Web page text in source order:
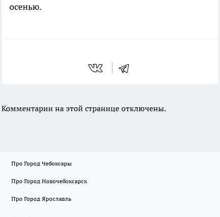
осенью.
Комментарии на этой странице отключены.
Про Город Чебоксары
Про Город Новочебоксарск
Про Город Ярославль